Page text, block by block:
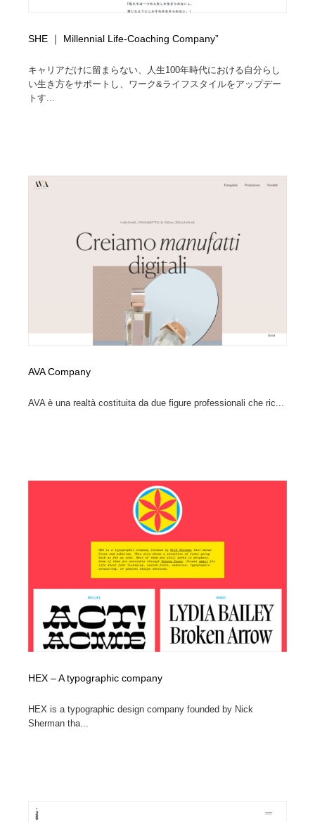
SHE ｜ Millennial Life-Coaching Company”
キャリアだけに留まらない、人生100年時代における自分らし
い生き方をサポートし、ワーク&ライフスタイルをアップデー
トす...
AVA Company
AVA è una realtà costituita da due figure professionali che ric...
HEX – A typographic company
HEX is a typographic design company founded by Nick
Sherman tha...